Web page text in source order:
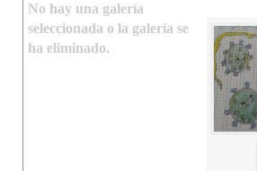
No hay una galería
seleccionada o la galería se
ha eliminado.